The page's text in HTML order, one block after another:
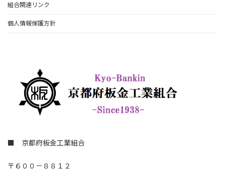
組合関連リンク
個人情報保護方針
■ 京都府板金工業組合
〒６００－８８１２